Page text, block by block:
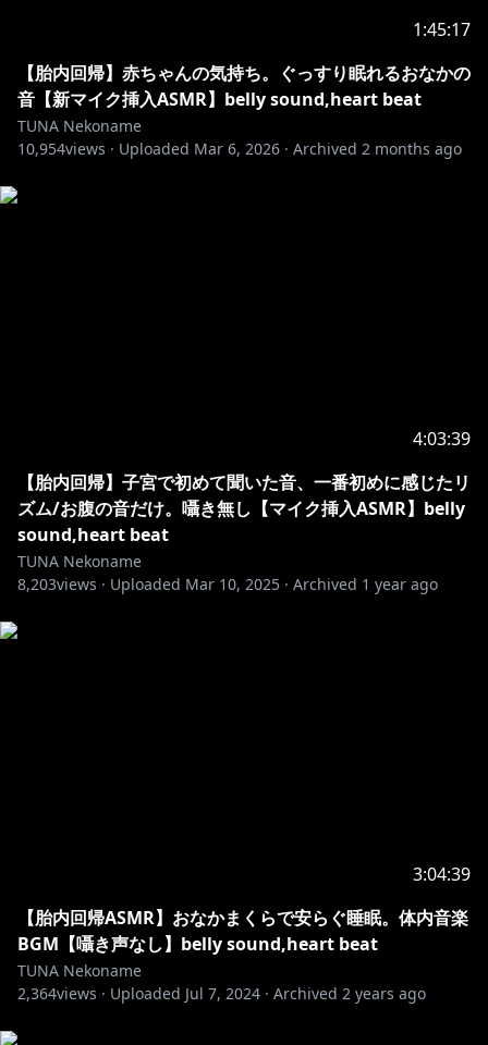
https://www.youtube.com/playlist?
list=PL8jg7hLh8wR2DpXJlTR0q1evF8R6jkwju
胎内回帰音声作品も販売中です。
Tuna"
ASMR, Situation voices and Gaming livestreams and
ear licking is what my main channel is about.
Other "special contents" are on withny,FC2Live///
1:45:17
【胎内回帰】赤ちゃんの気持ち。ぐっすり眠れるおなかの
音【新マイク挿入ASMR】belly sound,heart beat
TUNA Nekoname
10,954views · Uploaded Mar 6, 2026 · Archived 2 months ago
4:03:39
【胎内回帰】子宮で初めて聞いた音、一番初めに感じたリ
ズム/お腹の音だけ。囁き無し【マイク挿入ASMR】belly
sound,heart beat
TUNA Nekoname
8,203views · Uploaded Mar 10, 2025 · Archived 1 year ago
3:04:39
【胎内回帰ASMR】おなかまくらで安らぐ睡眠。体内音楽
BGM【囁き声なし】belly sound,heart beat
TUNA Nekoname
2,364views · Uploaded Jul 7, 2024 · Archived 2 years ago